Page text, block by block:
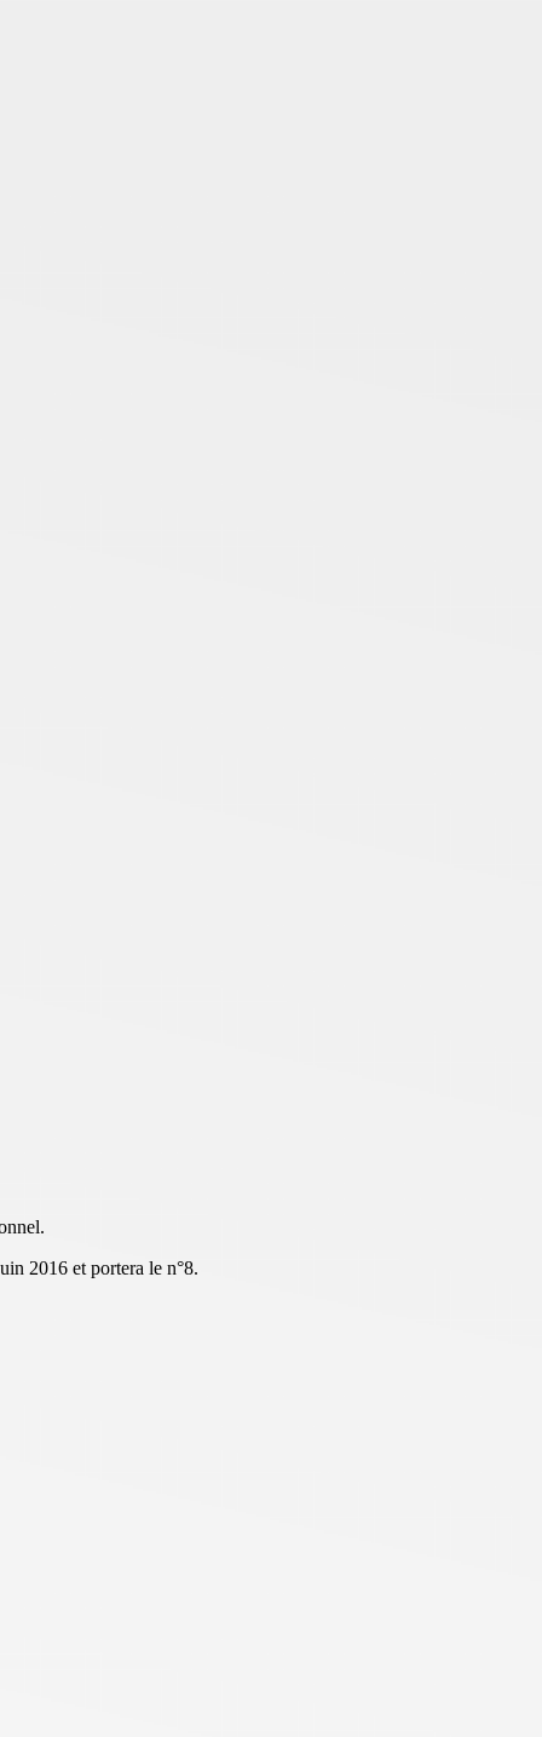
2016 et portera le n°8.